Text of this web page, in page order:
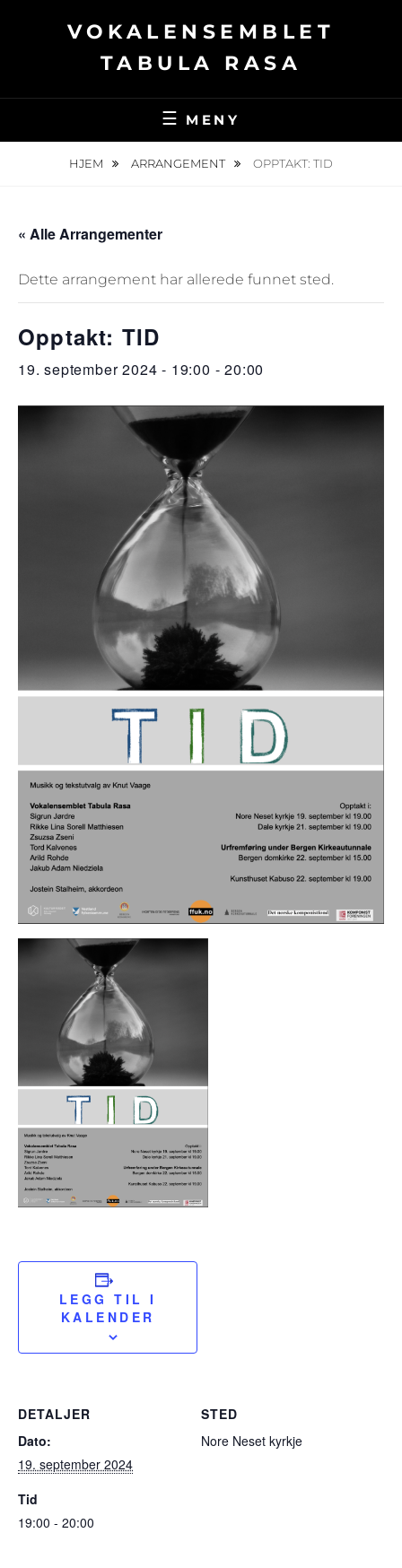
VOKALENSEMBLET
TABULA RASA
MENY
HJEM ARRANGEMENT OPPTAKT: TID
« Alle Arrangementer
Dette arrangement har allerede funnet sted.
Opptakt: TID
19. september 2024 - 19:00 -20:00
LEGG TIL I
KALENDER
DETALJER
Dato:
19. september 2024
Tid
19:00 - 20:00
STED
Nore Neset kyrkje